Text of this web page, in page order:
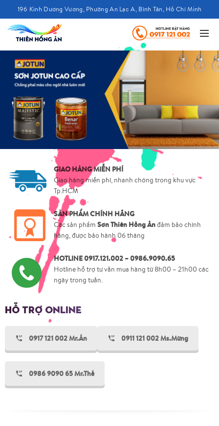
196 Kinh Dương Vương, Phường An Lạc A, Bình Tân, Hồ Chí Minh
GIAO HÀNG MIỄN PHÍ
Giao hàng miễn phí, nhanh chóng trong khu vực
Tp.HCM
SẢN PHẨM CHÍNH HÃNG
Các sản phẩm Sơn Thiên Hồng Ânđảm bảo chính
hãng, được bảo hành 06 tháng
HOTLINE 0917.121.002 – 0986.9090.65
Hotline hỗ trợ tư vấn mua hàng từ 8h00 – 21h00 các
ngày trong tuần.
HỖ TRỢ ONLINE
0917 121 002 Mr.Ân 0911 121 002 Ms.Mừng
0986 9090 65 Mr.Thế